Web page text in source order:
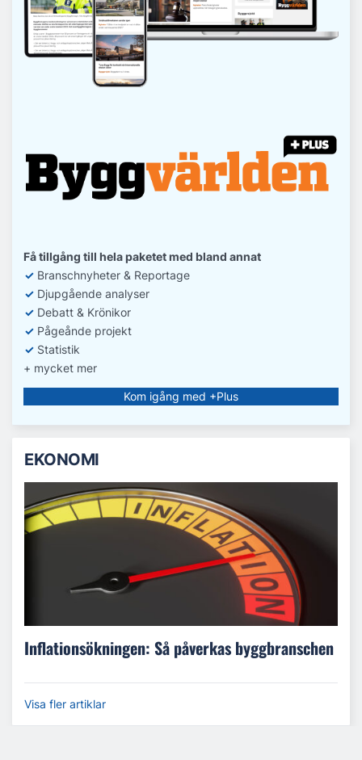
Få tillgång till hela paketet med bland annat
✓ Branschnyheter & Reportage
✓ Djupgående analyser
✓ Debatt & Krönikor
✓ Pågeånde projekt
✓ Statistik
+ mycket mer
Kom igång med +Plus
EKONOMI
Inflationsökningen: Så påverkas byggbranschen
Visa fler artiklar